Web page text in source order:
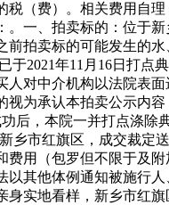
税（费）。相关费用自
一、拍卖标的：位于
前拍卖标的可能发生的
2021年11月16日打点
对中介机构以法院表
视为承认本拍卖公示内
后，本院一并打点涤除
乡市红旗区，成交裁定
费用（包罗但不限于及
其他体例通知被施行
实地看样，新乡市红